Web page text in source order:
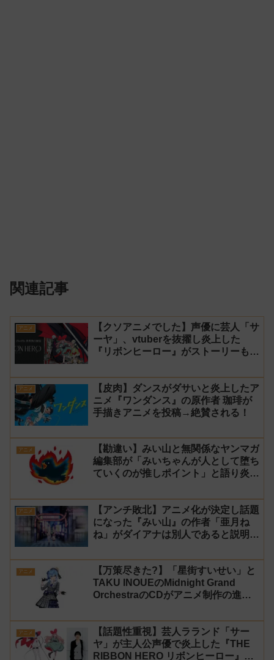
関連記事
アニメ
【クソアニメでした】声優に芸人「サ
ーヤ」、vtuberを抜擢し炎上した
『リボンヒーロー』がストーリーもつ
ト 演技】
アニメ
【皮肉】ダンスがダサいと炎上したア
ニメ『ワンダンス』の原作者 珈琲が
手描きアニメを投稿→絶賛される！
アニメ
【勘違い】みい山と無関係なヤンマガ
編集部が「みいちゃんが人として堕ち
ていくのが推しポイント」と語り炎上
ス】
アニメ
【アンチ敗北】アニメ化が決定し話題
になった『みい山』の作者「亜月ね
ね」がダイアナは別人であると説明し
アニメ
【万策尽きた?】「星街すいせい」と
TAKU INOUEのMidnight Grand
OrchestraのCDがアニメ制作の進行
アニメ
【話題性重視】芸人ラランド「サー
ヤ」が主人公声優で炎上した『THE
RIBBON HERO リボンヒーロー』に